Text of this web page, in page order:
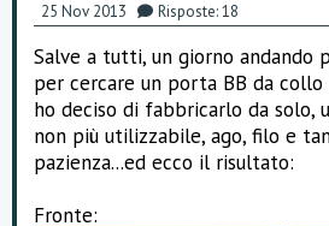
u
s
i
o
e
25 Nov 2013 Risposte: 18
Salve a tutti, un giorno andando
per cercare un porta BB da
ho deciso di fabbricarlo da solo,
non più utilizzabile, ago, filo e
pazienza...ed ecco il risultato:
Fronte: